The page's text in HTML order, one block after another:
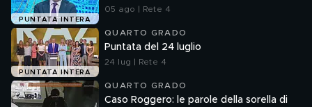
PUNTATA INTERA
05 ago | Rete 4
PUNTATA INTERA
QUARTO GRADO
Puntata del 24 luglio
24 lug | Rete 4
QUARTO GRADO
Caso Roggero: le parole della sorella di